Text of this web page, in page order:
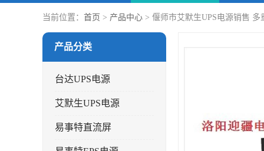
当前位置： 首页 > 产品中心 > 偃师市艾默生UPS电源销售 多
产品分类
台达UPS电源
艾默生UPS电源
易事特直流屏